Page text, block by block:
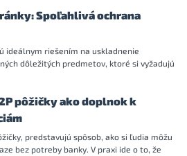
Spoľahlivá ochrana
ideálnym riešením na uskladnenie
dôležitých predmetov, ktoré si vyžadujú
pôžičky ako doplnok k
predstavujú spôsob, ako si ľudia môžu
bez potreby banky. V praxi ide o to, že